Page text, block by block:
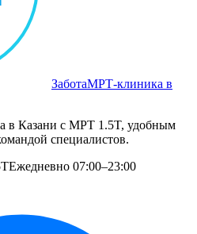
ЗаботаМРТ‑клиника в
в Казани с МРТ 1.5T, удобным
специалистов.
Ежедневно 07:00–23:00